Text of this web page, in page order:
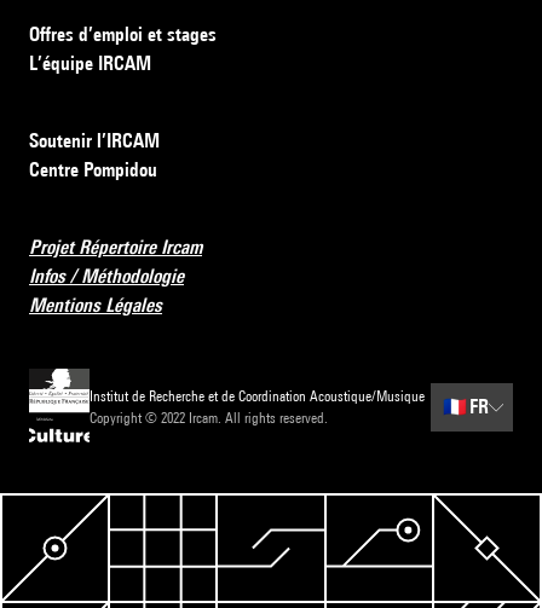
Offres d’emploi et stages
L’équipe IRCAM
Soutenir l’IRCAM
Centre Pompidou
Projet Répertoire Ircam
Infos / Méthodologie
Mentions Légales
Institut de Recherche et de Coordination Acoustique/Musique
Copyright © 2022 Ircam. All rights reserved.
🇫🇷 FR